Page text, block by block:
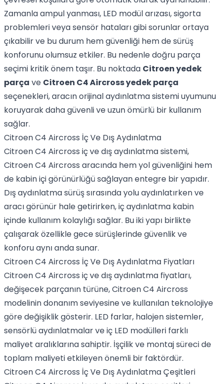
Zamanla ampul yanması, LED modül arızası, sigorta
problemleri veya sensör hataları gibi sorunlar ortaya
çıkabilir ve bu durum hem güvenliği hem de sürüş
konforunu olumsuz etkiler. Bu nedenle doğru parça
seçimi kritik önem taşır. Bu noktada Citroen yedek
parça ve Citroen C4 Aircross yedek parça
seçenekleri, aracın orijinal aydınlatma sistemi uyumunu
koruyarak daha güvenli ve uzun ömürlü bir kullanım
sağlar.
Citroen C4 Aircross İç Ve Dış Aydınlatma
Citroen C4 Aircross iç ve dış aydınlatma sistemi,
Citroen C4 Aircross aracında hem yol güvenliğini hem
de kabin içi görünürlüğü sağlayan entegre bir yapıdır.
Dış aydınlatma sürüş sırasında yolu aydınlatırken ve
aracı görünür hale getirirken, iç aydınlatma kabin
içinde kullanım kolaylığı sağlar. Bu iki yapı birlikte
çalışarak özellikle gece sürüşlerinde güvenlik ve
konforu aynı anda sunar.
Citroen C4 Aircross İç Ve Dış Aydınlatma Fiyatları
Citroen C4 Aircross iç ve dış aydınlatma fiyatları,
değişecek parçanın türüne, Citroen C4 Aircross
modelinin donanım seviyesine ve kullanılan teknolojiye
göre değişiklik gösterir. LED farlar, halojen sistemler,
sensörlü aydınlatmalar ve iç LED modülleri farklı
maliyet aralıklarına sahiptir. İşçilik ve montaj süreci de
toplam maliyeti etkileyen önemli bir faktördür.
Citroen C4 Aircross İç Ve Dış Aydınlatma Çeşitleri